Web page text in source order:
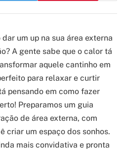
um up na sua área externa
A gente sabe que o calor tá
aquele cantinho em
para relaxar e curtir
pensando em como fazer
Preparamos um guia
de área externa, com
criar um espaço dos sonhos.
mais convidativa e pronta